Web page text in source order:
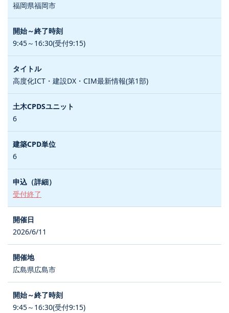
福岡県福岡市
9:45～16:30(受付9:15)
高度化ICT・建設DX・CIM最新情報(第1部)
6
6
受付終了
2026/6/11
広島県広島市
9:45～16:30(受付9:15)